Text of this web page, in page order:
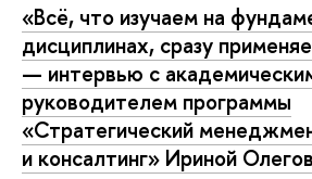
«Всё, что изучаем на
дисциплинах, сразу
— интервью с
руководителем программы
«Стратегический
и консалтинг» Ириной